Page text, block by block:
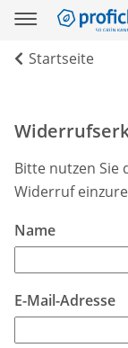
Startseite
Bitte nutzen Sie
Widerruf
Name
E-Mail-Adresse